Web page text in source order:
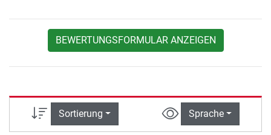
BEWERTUNGSFORMULAR ANZEIGEN
Sortierung Sprache